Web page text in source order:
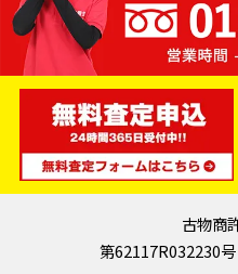
古物商
第62117R032230